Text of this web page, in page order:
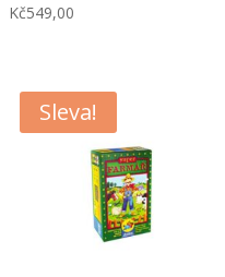
Kč549,00
Sleva!